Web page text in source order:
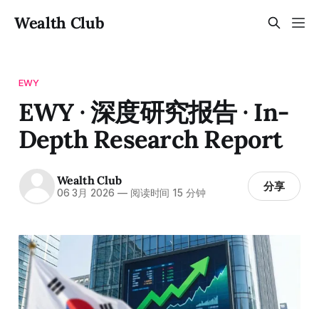
Wealth Club
EWY
EWY · 深度研究报告 · In-
Depth Research Report
Wealth Club
06 3月 2026 —阅读时间 15 分钟 分享